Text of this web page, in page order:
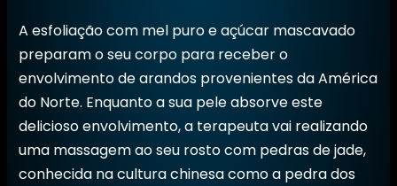
A esfoliação com mel puro e açúcar mascavado
preparam o seu corpo para receber o
envolvimento de arandos provenientes da América
do Norte. Enquanto a sua pele absorve este
delicioso envolvimento, a terapeuta vai realizando
uma massagem ao seu rosto com pedras de jade,
conhecida na cultura chinesa como a pedra dos